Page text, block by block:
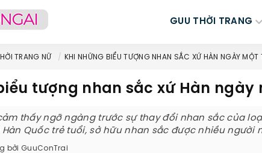
GUU THỜI TRANG
TRANG NỮ KHI NHỮNG BIỂU TƯỢNG NHAN SẮC XỨ HÀN NGÀY MỘT
tượng nhan sắc xứ Hàn ngày
thấy ngỡ ngàng trước sự thay đổi nhan sắc của
Quốc trẻ tuổi, sở hữu nhan sắc được nhiều người
bởi GuuConTrai